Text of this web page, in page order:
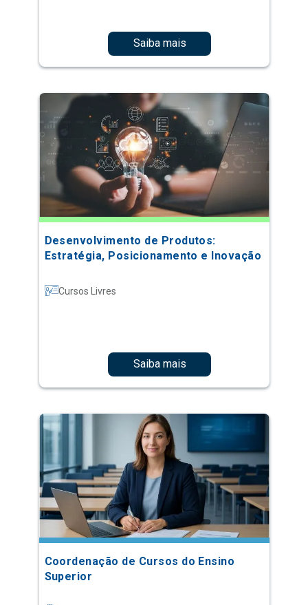
Saiba mais
Desenvolvimento de Produtos:
Estratégia, Posicionamento e Inovação
Cursos Livres
Saiba mais
Coordenação de Cursos do Ensino
Superior